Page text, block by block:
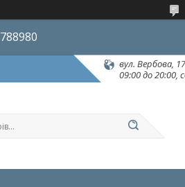
вул. Вербова,
09:00 до 20:00,